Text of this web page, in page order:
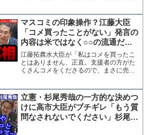
い」と一蹴し、その後は「所管外」を繰
り返す場面がありました...
マスコミの印象操作？江藤大臣
「コメ買ったことがない」発言の
内容は米ではなく○○の流通だっ
た【KSLチャンネル】
江藤拓農水大臣が「私はコメを買ったこ
とはありません、正直。支援者の方がた
くさんコメをくださるので、まさに売る
騰が続く中で不謹慎ではないかと国会で
も追及を受けています。 ...
立憲・杉尾秀哉の一方的な決めつ
けに高市大臣がブチギレ「もう質
問なされないでください」杉尾